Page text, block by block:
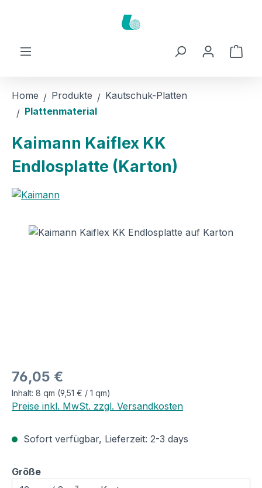
Home Produkte
Kautschuk-Platten
Plattenmaterial
Kaimann Kaiflex KK
Endlosplatte (Karton)
Bildergalerie überspringen
Regulärer Preis:
76,05 €
Inhalt: 8 qm (9,51 € / 1 qm)
Preise inkl. MwSt. zzgl. Versandkosten
Sofort verfügbar, Lieferzeit: 2-3 days
Größeauswählen